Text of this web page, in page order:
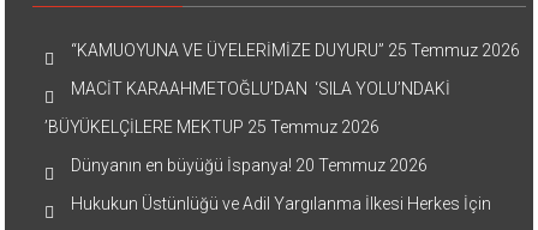
“KAMUOYUNA VE ÜYELERİMİZE DUYURU” 25 Temmuz 2026
MACİT KARAAHMETOĞLU’DAN ‘SILA YOLU’NDAKİ
’BÜYÜKELÇİLERE MEKTUP 25 Temmuz 2026
Dünyanın en büyüğü İspanya! 20 Temmuz 2026
Hukukun Üstünlüğü ve Adil Yargılanma İlkesi Herkes İçin